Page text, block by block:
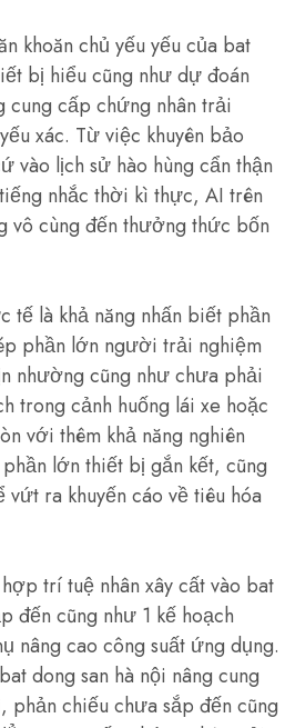
khoăn chủ yếu yếu của bat
bị hiểu cũng như dự đoán
cung cấp chứng nhân trải
xác. Từ việc khuyên bảo
vào lịch sử hào hùng cẩn thận
nhắc thời kì thực, AI trên
vô cùng đến thưởng thức bốn
tế là khả năng nhấn biết phần
phần lớn người trải nghiệm
nhường cũng như chưa phải
trong cảnh huống lái xe hoặc
với thêm khả năng nghiên
lớn thiết bị gắn kết, cũng
ra khuyến cáo về tiêu hóa
trí tuệ nhân xây cất vào bat
đến cũng như 1 kế hoạch
nâng cao công suất ứng dụng.
dong san hà nội nâng cung
chiếu chưa sắp đến cũng